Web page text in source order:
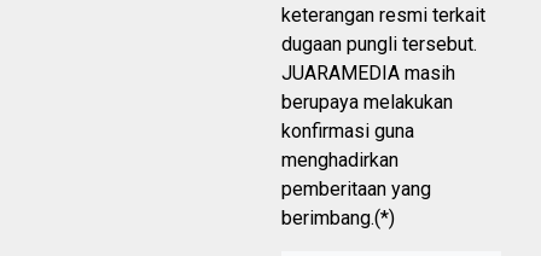
keterangan resmi terkait
dugaan pungli tersebut.
JUARAMEDIA masih
berupaya melakukan
konfirmasi guna
menghadirkan
pemberitaan yang
berimbang.(*)